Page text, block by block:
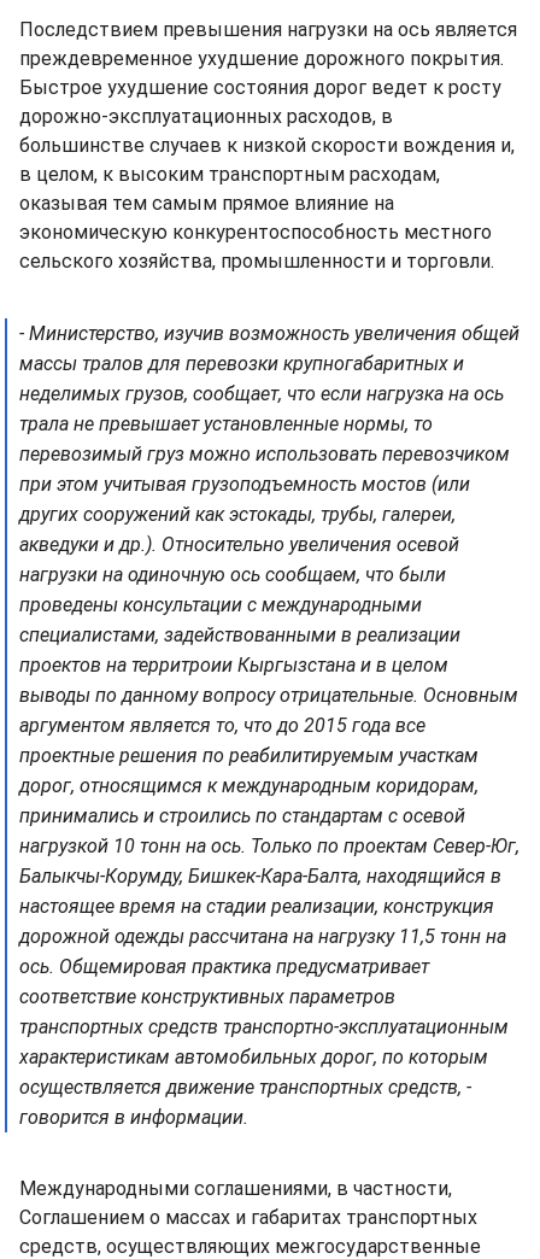
Последствием превышения нагрузки на ось является
преждевременное ухудшение дорожного покрытия.
Быстрое ухудшение состояния дорог ведет к росту
дорожно-эксплуатационных расходов, в
большинстве случаев к низкой скорости вождения и,
в целом, к высоким транспортным расходам,
оказывая тем самым прямое влияние на
экономическую конкурентоспособность местного
сельского хозяйства, промышленности и торговли.
- Министерство, изучив возможность увеличения общей
массы тралов для перевозки крупногабаритных и
неделимых грузов, сообщает, что если нагрузка на ось
трала не превышает установленные нормы, то
перевозимый груз можно использовать перевозчиком
при этом учитывая грузоподъемность мостов (или
других сооружений как эстокады, трубы, галереи,
акведуки и др.). Относительно увеличения осевой
нагрузки на одиночную ось сообщаем, что были
проведены консультации с международными
специалистами, задействованными в реализации
проектов на территроии Кыргызстана и в целом
выводы по данному вопросу отрицательные. Основным
аргументом является то, что до 2015 года все
проектные решения по реабилитируемым участкам
дорог, относящимся к международным коридорам,
принимались и строились по стандартам с осевой
нагрузкой 10 тонн на ось. Только по проектам Север-Юг,
Балыкчы-Корумду, Бишкек-Кара-Балта, находящийся в
настоящее время на стадии реализации, конструкция
дорожной одежды рассчитана на нагрузку 11,5 тонн на
ось. Общемировая практика предусматривает
соответствие конструктивных параметров
транспортных средств транспортно-эксплуатационным
характеристикам автомобильных дорог, по которым
осуществляется движение транспортных средств, -
говорится в информации.
Международными соглашениями, в частности,
Соглашением о массах и габаритах транспортных
средств, осуществляющих межгосударственные